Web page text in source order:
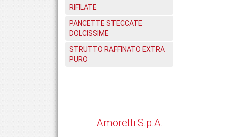
RIFILATE
PANCETTE STECCATE
DOLCISSIME
STRUTTO RAFFINATO EXTRA
PURO
Amoretti S.p.A.